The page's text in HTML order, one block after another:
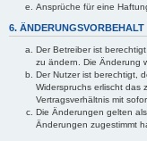
Ansprüche für eine
6. ÄNDERUNGSVORBEHALT
Der Betreiber ist
zu ändern. Die Änderung
Der Nutzer ist berechtigt,
Widerspruchs erlischt das
Vertragsverhältnis mit
Die Änderungen gelten
Änderungen zugestimmt